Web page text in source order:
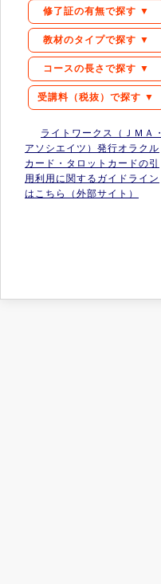
修了証の有無で探す ▼
教材のタイプで探す ▼
コースの長さで探す ▼
受講料（税抜）で探す ▼
ライトワークス（ＪＭＡ・
アソシエイツ）発行オラクル
カード・タロットカードの引
用利用に関するガイドライン
はこちら（外部サイト）